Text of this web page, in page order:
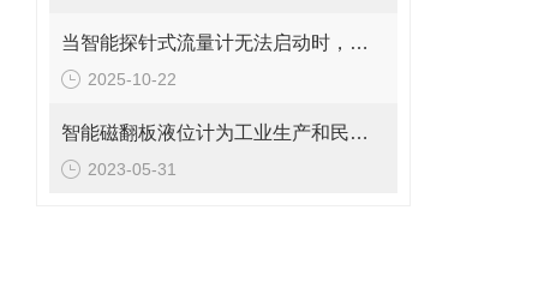
当智能探针式流量计无法启动时，您应该检查这些地方
2025-10-22
智能磁翻板液位计为工业生产和民用生活提供了重要的保障
2023-05-31